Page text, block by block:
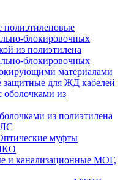
блокировочных
из полиэтилена
блокировочных
материалами
для ЖД кабелей
из полиэтилена
муфты
и канализационные МОГ,